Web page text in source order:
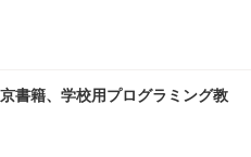
書籍、学校用プログラミング教